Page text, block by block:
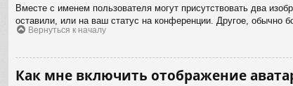
Вместе с именем пользователя могут присутствовать два
оставили, или на ваш статус на конференции. Другое, обычно
Вернуться к началу
Как мне включить отображение